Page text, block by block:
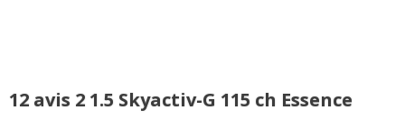
automatique, m(1
12 avis 2 1.5 Skyactiv-G 115 ch Essence